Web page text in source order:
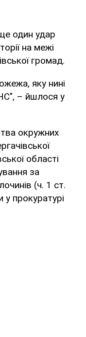
один удар
на межі
громад.
яку нині
– йшлося у
окружних
області
за
(ч. 1 ст.
прокуратурі